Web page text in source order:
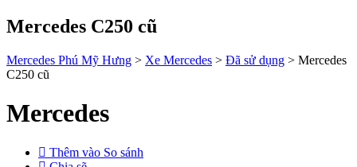
Mercedes C250 cũ
Mercedes Phú Mỹ Hưng > Xe Mercedes > Đã sử dụng > Mercedes
C250 cũ
Mercedes
Thêm vào So sánh